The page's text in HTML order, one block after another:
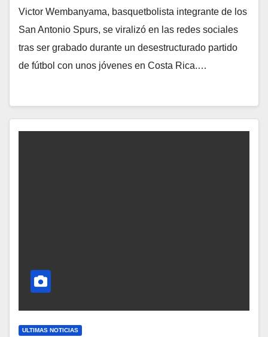
Victor Wembanyama, basquetbolista integrante de los
San Antonio Spurs, se viralizó en las redes sociales
tras ser grabado durante un desestructurado partido
de fútbol con unos jóvenes en Costa Rica.…
ULTIMAS NOTICIAS